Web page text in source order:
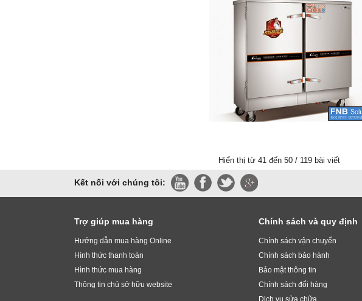
Hiển thị từ 41 đến 50 / 119 bài viết
Kết nối với chúng tôi:
Trợ giúp mua hàng
Hướng dẫn mua hàng Online
Hình thức thanh toán
Hình thức mua hàng
Thông tin chủ sở hữu website
Chính sách và quy định
Chính sách vận chuyển
Chính sách bảo hành
Bảo mật thông tin
Chính sách đổi hàng
Dịch vụ sửa chữa